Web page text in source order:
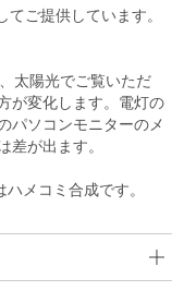
ご提供しています。
太陽光でご覧いただ
が変化します。電灯の
パソコンモニターのメ
が出ます。
メコミ合成です。